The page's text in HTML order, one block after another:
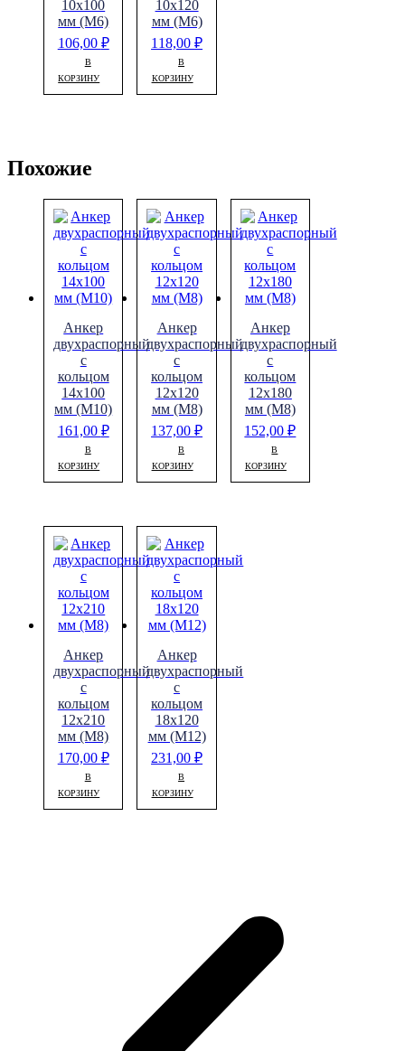
10х100
мм (М6)
106,00 ₽
В
КОРЗИНУ
10х120
мм (М6)
118,00₽
В
КОРЗИНУ
Похожие
Анкер
двухраспорный
с
кольцом
14х100
мм (М10)
161,00 ₽
В
КОРЗИНУ
Анкер
двухраспорный
с
кольцом
12х120
мм (М8)
137,00₽
В
КОРЗИНУ
Анкер
двухраспорный
с
кольцом
12х180
мм (М8)
152,00₽
В
КОРЗИНУ
Анкер
двухраспорный
с
кольцом
12х210
мм (М8)
170,00 ₽
В
КОРЗИНУ
Анкер
двухраспорный
с
кольцом
18х120
мм (М12)
231,00₽
В
КОРЗИНУ